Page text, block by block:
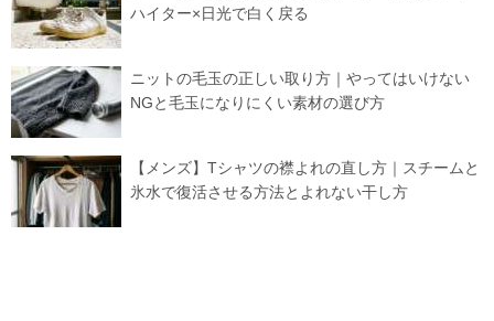
ハイター×日光で白く戻る
ニットの毛玉の正しい取り方｜やってはいけない
NGと毛玉になりにくい素材の選び方
【メンズ】Tシャツの襟よれの直し方｜スチームと
氷水で復活させる方法とよれない干し方